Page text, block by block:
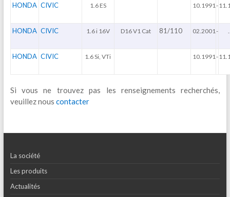
HONDA CIVIC 1.6 ES 10.1991 -
HONDA CIVIC 1.6 i 16V D16 V1 Cat 81/110 02.2001 -
HONDA CIVIC 1.6 Si, VTi 10.1991 -
Si vous ne trouvez pas les renseignements recherchés,
veuillez nous contacter
La société
Les produits
Actualités